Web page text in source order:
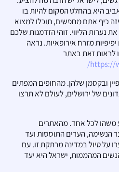
היא בהחלט המקום להיות בו
כיף אתם מחפשים, תוכלו למצוא
נערות הליווי. זוהי הזדמנות שלכם
מזרח אירופאיות. נראה
לראות זאת באתר
https://
ובקסמן שלהן. מהחופים המפתים
של ירושלים, לעולם לא תרצו
משהו לכל אחד. מהאתרים
הנשימה, הערים התוססות ועד
על טיול במדינה מרתקת זו. עם
המהממות, ישראל היא יעד